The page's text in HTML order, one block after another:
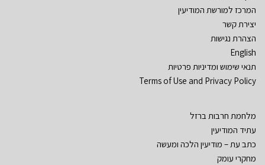
המרכז למורשת המודיעין
יצירת קשר
הצהרת נגישות
English
תנאי שימוש ומדיניות פרטיות
Terms of Use and Privacy Policy
מלחמת חרבות ברזל
עתיד המודיעין
כתב עת – מודיעין הלכה ומעשה
מחקרי עומק